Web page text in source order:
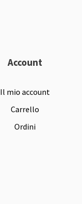
Account
Il mio account
Carrello
Ordini